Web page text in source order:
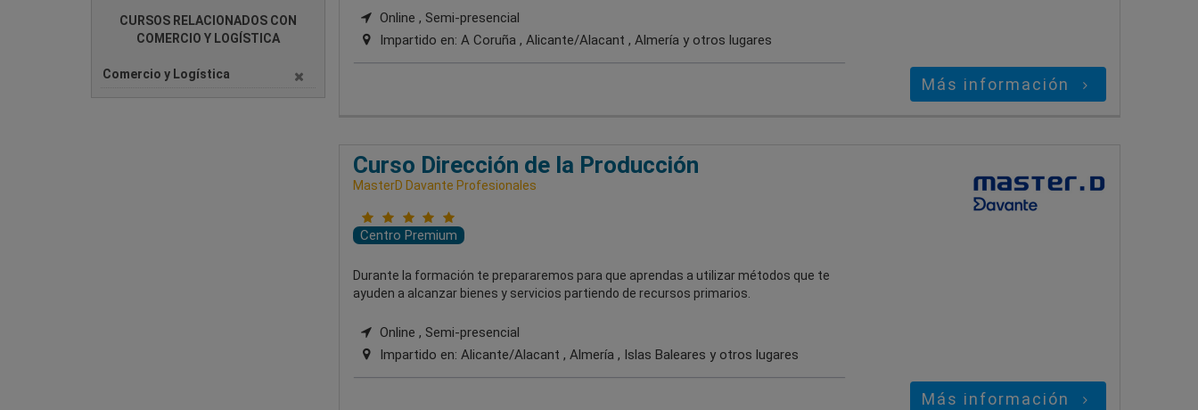
CURSOS RELACIONADOS CON
COMERCIO Y LOGÍSTICA
Comercio y Logística
Online , Semi-presencial
Impartido en: A Coruña , Alicante/Alacant , Almería y otros lugares
Más información
Curso Dirección de la Producción
MasterD Davante Profesionales
Centro Premium
Durante la formación te prepararemos para que aprendas a utilizar métodos que te
ayuden a alcanzar bienes y servicios partiendo de recursos primarios.
Online , Semi-presencial
Impartido en: Alicante/Alacant , Almería , Islas Baleares y otros lugares
Más información